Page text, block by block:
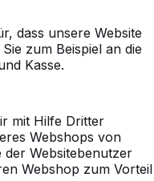
dass unsere Website
zum Beispiel an die
Kasse.
mit Hilfe Dritter
Webshops von
Websitebenutzer
Webshop zum Vorteil